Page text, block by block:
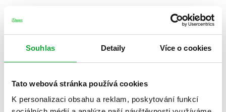
Souhlas Detaily Více o cookies
Tato webová stránka používá cookies
K personalizaci obsahu a reklam, poskytování funkcí